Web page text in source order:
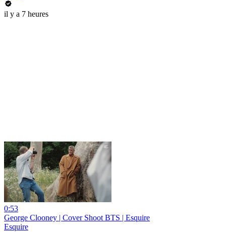
il y a 7 heures
0:53
George Clooney | Cover Shoot BTS | Esquire
Esquire